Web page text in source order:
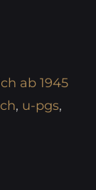
ab 1945
, u-pgs,